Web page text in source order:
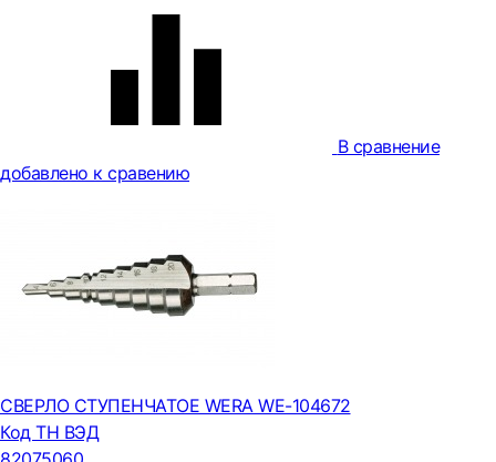
В сравнение
добавлено к сравению
СВЕРЛО СТУПЕНЧАТОЕ WERA WE-104672
Код ТН ВЭД